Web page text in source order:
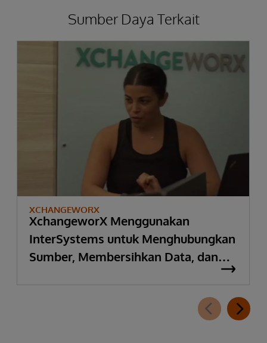
Sumber Daya Terkait
XCHANGEWORX
XchangeworX Menggunakan
InterSystems untuk Menghubungkan
Sumber, Membersihkan Data, dan